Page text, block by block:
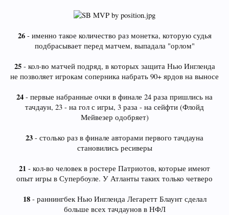
26- именно такое количество раз монетка, которую судья
подбрасывает перед матчем, выпадала "орлом"
25- кол-во матчей подряд, в которых защита Нью Ингленда
не позволяет игрокам соперника набрать 90+ ярдов на выносе
24 - первые набранные очки в финале 24 раза пришлись на
тачдаун, 23 - на гол с игры, 3 раза - на сейфти (Флойд
Мейвезер одобряет)
23 - столько раз в финале авторами первого тачдауна
становились ресиверы
21 - кол-во человек в ростере Патриотов, которые имеют
опыт игры в Супербоуле. У Атланты таких только четверо
18- раннингбек Нью Ингленда Легаретт Блаунт сделал
больше всех тачдаунов в НФЛ